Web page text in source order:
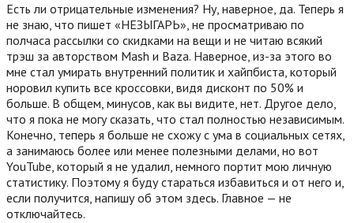
Есть ли отрицательные изменения? Ну, наверное, да. Теперь я
не знаю, что пишет «НЕЗЫГАРЬ», не просматриваю по
полчаса рассылки со скидками на вещи и не читаю всякий
трэш за авторством Mash и Baza. Наверное, из-за этого во
мне стал умирать внутренний политик и хайпбиста, который
норовил купить все кроссовки, видя дисконт по 50% и
больше. В общем, минусов, как вы видите, нет. Другое дело,
что я пока не могу сказать, что стал полностью независимым.
Конечно, теперь я больше не схожу с ума в социальных сетях,
а занимаюсь более или менее полезными делами, но вот
YouTube, который я не удалил, немного портит мою личную
статистику. Поэтому я буду стараться избавиться и от него и,
если получится, напишу об этом здесь. Главное — не
отключайтесь.